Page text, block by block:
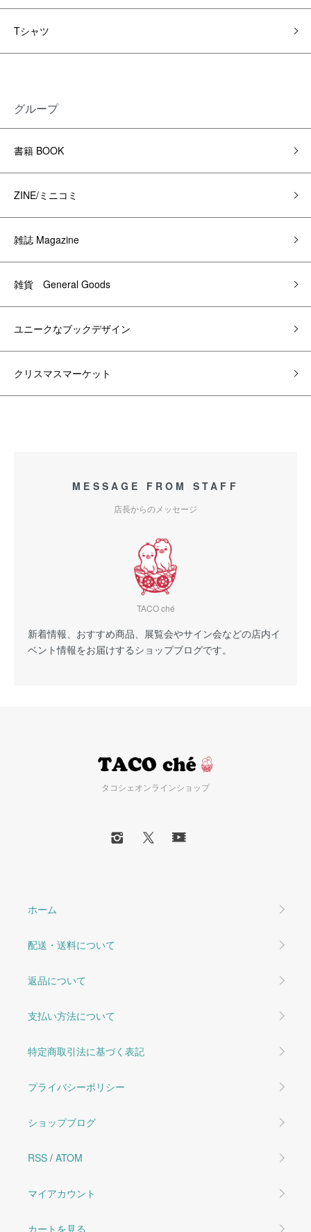
Tシャツ
グループ
書籍 BOOK
ZINE/ミニコミ
雑誌 Magazine
雑貨 General Goods
ユニークなブックデザイン
クリスマスマーケット
MESSAGE FROM STAFF
店長からのメッセージ
TACO ché
新着情報、おすすめ商品、展覧会やサイン会などの店内イ
ベント情報をお届けするショップブログです。
タコシェオンラインショップ
ホーム
配送・送料について
返品について
支払い方法について
特定商取引法に基づく表記
プライバシーポリシー
ショップブログ
RSS / ATOM
マイアカウント
カートを見る